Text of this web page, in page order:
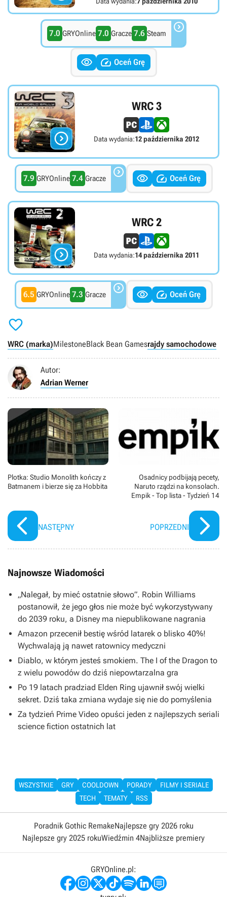
7.0 GRYOnline 7.0 Gracze 7.6 Steam 
  Oceń Grę

WRC 3
Data wydania:12 października 2012
7.9 GRYOnline 7.4 Gracze    Oceń Grę

WRC 2
Data wydania:14 października 2011
6.5 GRYOnline 7.3 Gracze    Oceń Grę

WRC (marka)MilestoneBlack Bean Gamesrajdy samochodowe
Autor:
Adrian Werner
Plotka: Studio Monolith kończy z
Batmanem i bierze się za Hobbita
NASTĘPNY
Osadnicy podbijają pecety,
Naruto rządzi na konsolach.
Empik - Top lista - Tydzień 14
POPRZEDNI
Najnowsze Wiadomości
„Nalegał, by mieć ostatnie słowo”. Robin Williams
postanowił, że jego głos nie może być wykorzystywany
do 2039 roku, a Disney ma niepublikowane nagrania
Amazon przecenił bestię wśród latarek o blisko 40%!
Wychwalają ją nawet ratownicy medyczni
Diablo, w którym jesteś smokiem. The I of the Dragon to
z wielu powodów do dziś niepowtarzalna gra
Po 19 latach pradziad Elden Ring ujawnił swój wielki
sekret. Dziś taka zmiana wydaje się nie do pomyślenia
Za tydzień Prime Video opuści jeden z najlepszych seriali
science fiction ostatnich lat
WSZYSTKIE GRY COOLDOWN PORADY
FILMY I SERIALE
TECH
TEMATY RSS
Poradnik Gothic RemakeNajlepsze gry 2026 roku
Najlepsze gry 2025 rokuWiedźmin 4Najbliższe premiery
GRYOnline.pl: